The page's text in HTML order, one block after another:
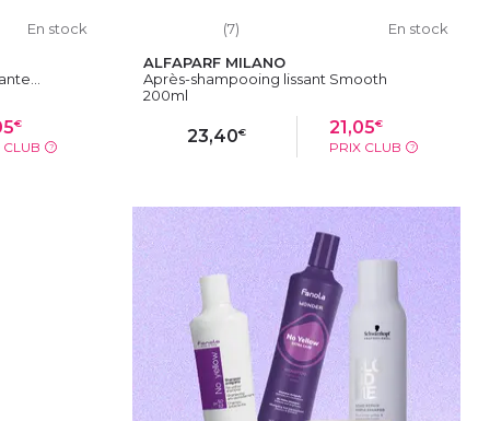
En stock
€
CLUB ?
(7)
En stock
ALFAPARF MILANO
Après-shampooing lissant Smooth
200ml
23,40€ 21,05€
PRIX CLUB ?